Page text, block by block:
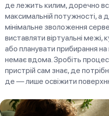
де лежить килим, доречно
максимальній потужності, а
мінімальне зволоження
виставляти віртуальні
або планувати прибирання на
немає вдома. Зробіть
пристрій сам знає, де
де — лише освіжити